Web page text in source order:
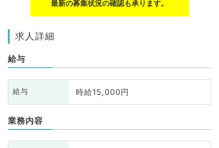
最新の募集状況の確認も承ります。
求人詳細
給与
給与 時給15,000円
業務内容